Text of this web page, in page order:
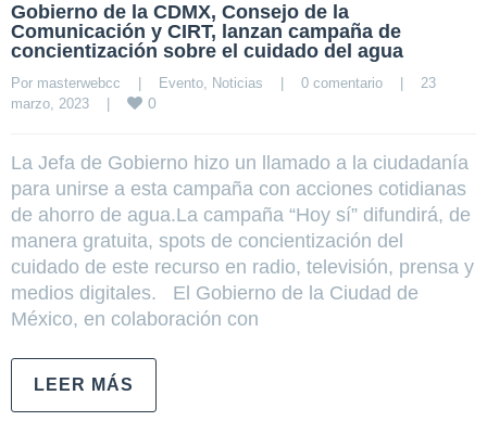
Gobierno de la CDMX, Consejo de la
Comunicación y CIRT, lanzan campaña de
concientización sobre el cuidado del agua
Por masterwebcc Evento, Noticias 0 comentario
23
marzo, 2023
0
La Jefa de Gobierno hizo un llamado a la ciudadanía
para unirse a esta campaña con acciones cotidianas
de ahorro de agua.La campaña “Hoy sí” difundirá, de
manera gratuita, spots de concientización del
cuidado de este recurso en radio, televisión, prensa y
medios digitales. El Gobierno de la Ciudad de
México, en colaboración con
LEER MÁS